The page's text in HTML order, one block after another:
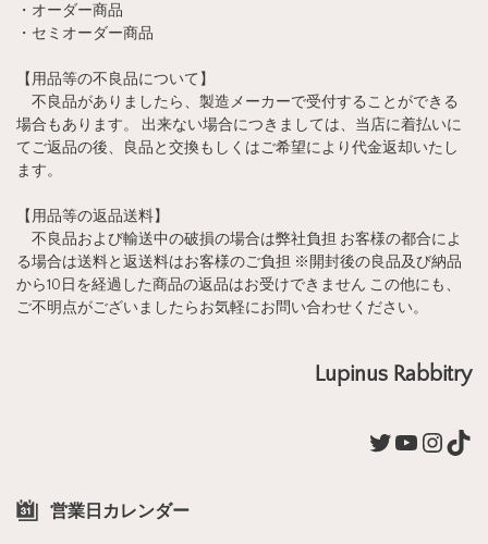
・オーダー商品
・セミオーダー商品
【用品等の不良品について】
不良品がありましたら、製造メーカーで受付することができる
場合もあります。 出来ない場合につきましては、当店に着払いに
てご返品の後、良品と交換もしくはご希望により代金返却いたし
ます。
【用品等の返品送料】
不良品および輸送中の破損の場合は弊社負担 お客様の都合によ
る場合は送料と返送料はお客様のご負担 ※開封後の良品及び納品
から10日を経過した商品の返品はお受けできません この他にも、
ご不明点がございましたらお気軽にお問い合わせください。
Lupinus Rabbitry
Twitter
YouTube
営業日カレンダー